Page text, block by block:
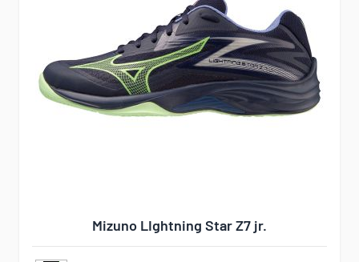
Mizuno LIghtning Star Z7 jr.